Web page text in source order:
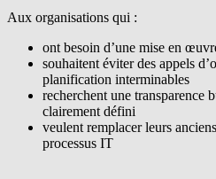
Aux organisations qui :
ont besoin d’une mise en
souhaitent éviter des appels
planification interminables
recherchent une transparence
clairement défini
veulent remplacer leurs
processus IT